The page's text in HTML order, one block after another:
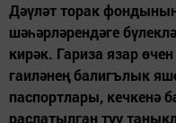
Дәүләт торак
шәһәрләрендәге
кирәк. Гариза язар
гаиләнең балигълык
паспортлары, кечкенә
раслатылган туу